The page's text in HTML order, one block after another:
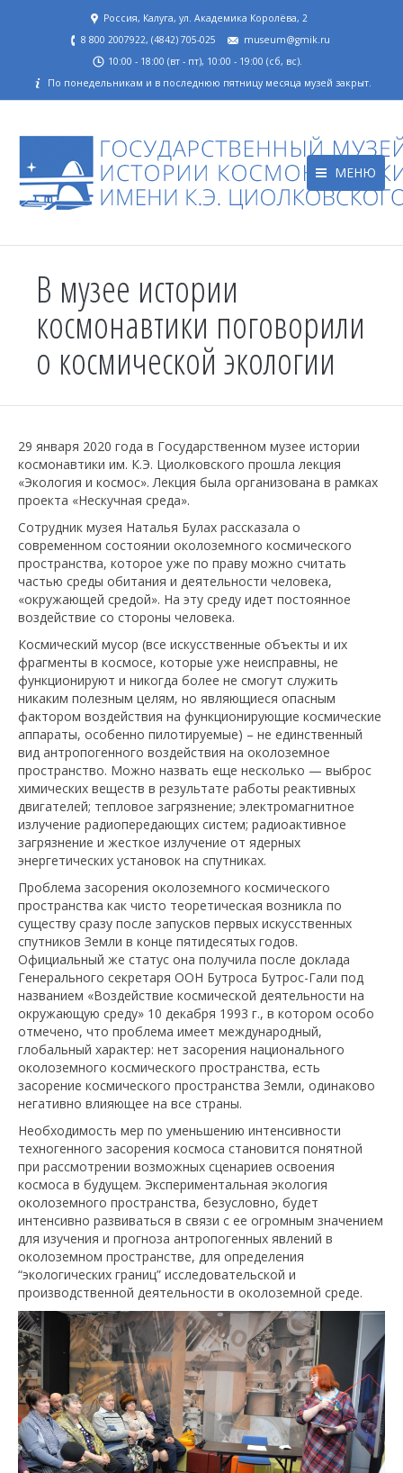
Россия, Калуга, ул. Академика Королёва, 2
8 800 2007922, (4842) 705-025
museum@gmik.ru
10:00 - 18:00 (вт - пт), 10:00 - 19:00 (сб, вс).
По понедельникам и в последнюю пятницу месяца музей закрыт.
МЕНЮ
В музее истории
космонавтики поговорили
о космической экологии
29 января 2020 года в Государственном музее истории
космонавтики им. К.Э. Циолковского прошла лекция
«Экология и космос». Лекция была организована в рамках
проекта «Нескучная среда».
Сотрудник музея Наталья Булах рассказала о
современном состоянии околоземного космического
пространства, которое уже по праву можно считать
частью среды обитания и деятельности человека,
«окружающей средой». На эту среду идет постоянное
воздействие со стороны человека.
Космический мусор (все искусственные объекты и их
фрагменты в космосе, которые уже неисправны, не
функционируют и никогда более не смогут служить
никаким полезным целям, но являющиеся опасным
фактором воздействия на функционирующие космические
аппараты, особенно пилотируемые) – не единственный
вид антропогенного воздействия на околоземное
пространство. Можно назвать еще несколько — выброс
химических веществ в результате работы реактивных
двигателей; тепловое загрязнение; электромагнитное
излучение радиопередающих систем; радиоактивное
загрязнение и жесткое излучение от ядерных
энергетических установок на спутниках.
Проблема засорения околоземного космического
пространства как чисто теоретическая возникла по
существу сразу после запусков первых искусственных
спутников Земли в конце пятидесятых годов.
Официальный же статус она получила после доклада
Генерального секретаря ООН Бутроса Бутрос-Гали под
названием «Воздействие космической деятельности на
окружающую среду» 10 декабря 1993 г., в котором особо
отмечено, что проблема имеет международный,
глобальный характер: нет засорения национального
околоземного космического пространства, есть
засорение космического пространства Земли, одинаково
негативно влияющее на все страны.
Необходимость мер по уменьшению интенсивности
техногенного засорения космоса становится понятной
при рассмотрении возможных сценариев освоения
космоса в будущем. Экспериментальная экология
околоземного пространства, безусловно, будет
интенсивно развиваться в связи с ее огромным значением
для изучения и прогноза антропогенных явлений в
околоземном пространстве, для определения
“экологических границ” исследовательской и
производственной деятельности в околоземной среде.